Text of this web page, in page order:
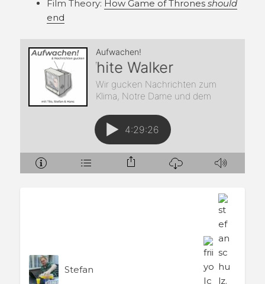
Film Theory: How Game of Thronesshould
end
Stefan